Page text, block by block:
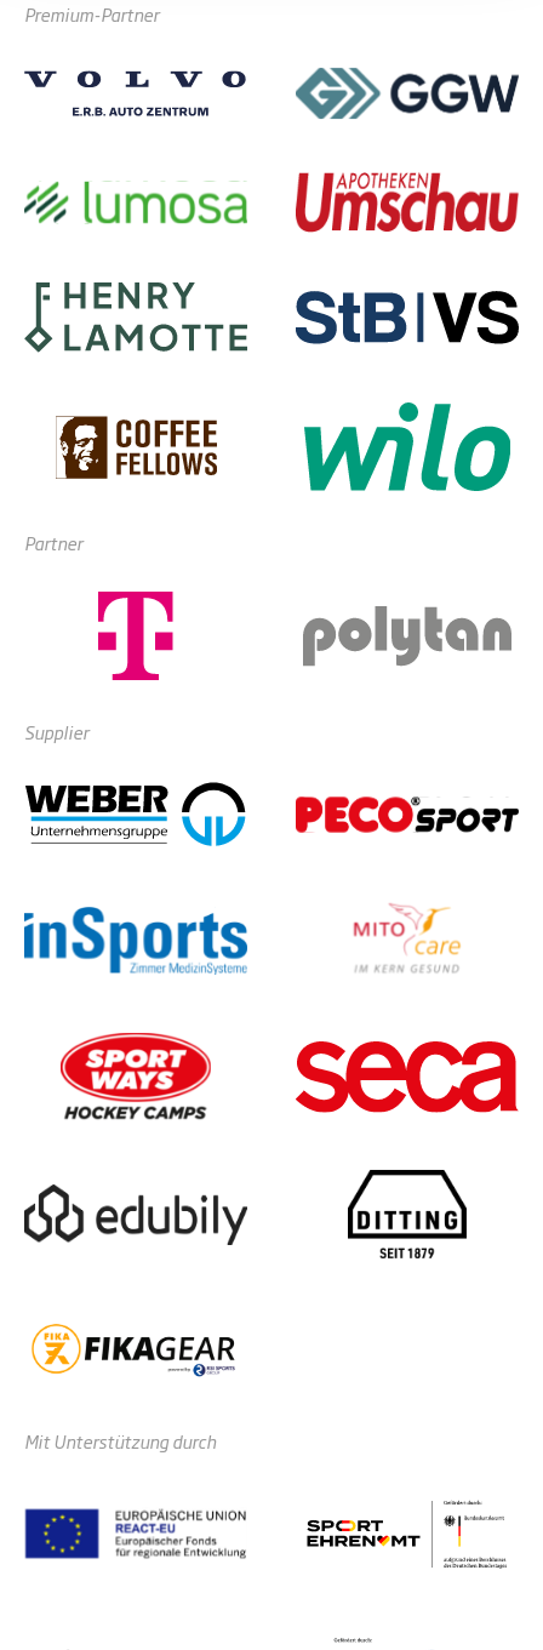
Premium-Partner
Partner
Supplier
Mit Unterstützung durch